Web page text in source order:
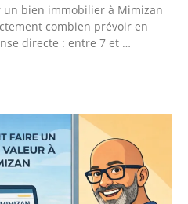
un bien immobilier à Mimizan
combien prévoir en
directe : entre 7 et …